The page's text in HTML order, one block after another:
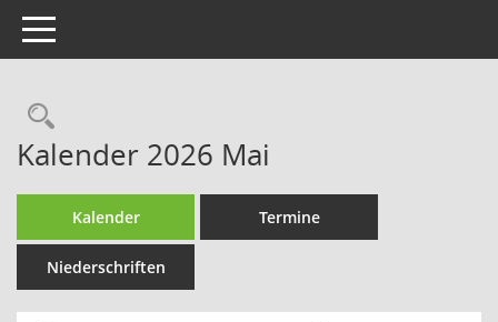
Toggle navigation
Rechercheauswahl
Kalender 2026 Mai
Kalender Termine
Niederschriften